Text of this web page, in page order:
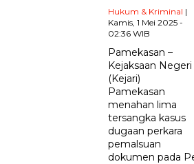
Hukum & Kriminal |
Kamis, 1 Mei 2025 -
02:36 WIB
Pamekasan –
Kejaksaan Negeri
(Kejari)
Pamekasan
menahan lima
tersangka kasus
dugaan perkara
pemalsuan
dokumen pada